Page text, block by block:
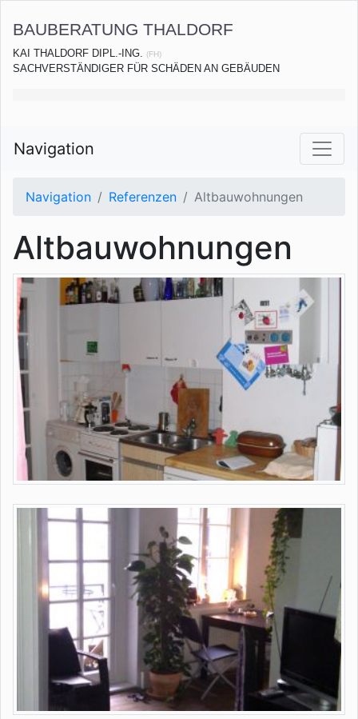
BAUBERATUNG THALDORF
KAI THALDORF DIPL.-ING. (FH)
SACHVERSTÄNDIGER FÜR SCHÄDEN AN GEBÄUDEN
Navigation
Navigation Referenzen Altbauwohnungen
Altbauwohnungen